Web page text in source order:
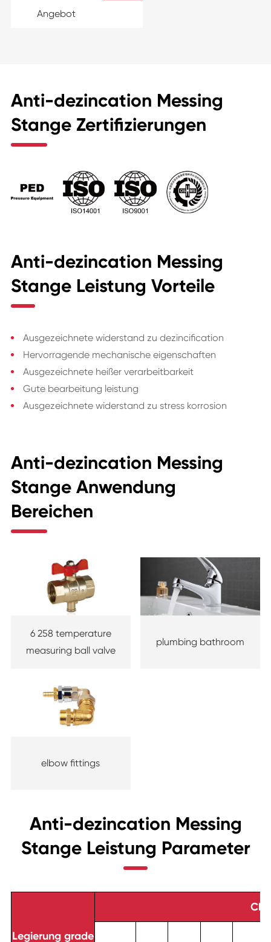
Angebot
Anti-dezincation Messing
Stange Zertifizierungen
Anti-dezincation Messing
Stange Leistung Vorteile
Ausgezeichnete widerstand zu dezincification
Hervorragende mechanische eigenschaften
Ausgezeichnete heißer verarbeitbarkeit
Gute bearbeitung leistung
Ausgezeichnete widerstand zu stress korrosion
Anti-dezincation Messing
Stange Anwendung
Bereichen
6 258 temperature
measuring ball valve
plumbing bathroom
elbow fittings
Anti-dezincation Messing
Stange Leistung Parameter
Legierung grade